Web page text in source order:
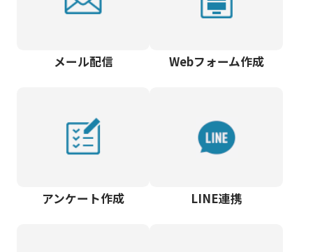
メール配信 Webフォーム作成
アンケート作成 LINE連携